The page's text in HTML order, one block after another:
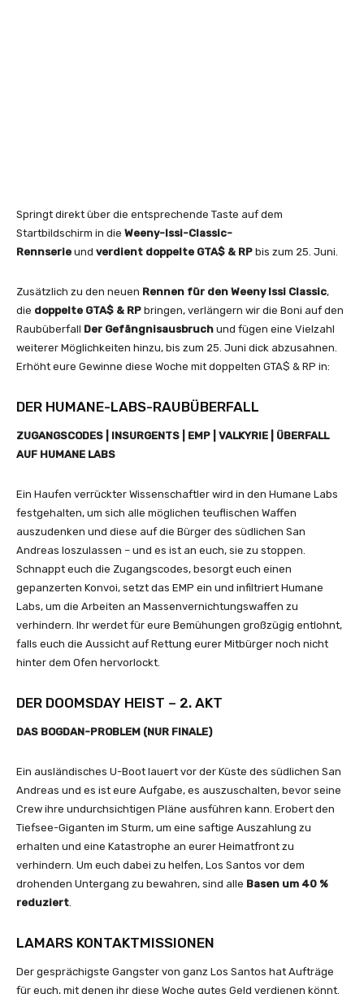
Springt direkt über die entsprechende Taste auf dem
Startbildschirm in die Weeny-Issi-Classic-
Rennserie und verdient doppelte GTA$ & RP bis zum 25. Juni.
Zusätzlich zu den neuen Rennen für den Weeny Issi Classic,
die doppelte GTA$ & RP bringen, verlängern wir die Boni auf den
Raubüberfall Der Gefängnisausbruch und fügen eine Vielzahl
weiterer Möglichkeiten hinzu, bis zum 25. Juni dick abzusahnen.
Erhöht eure Gewinne diese Woche mit doppelten GTA$ & RP in:
DER HUMANE-LABS-RAUBÜBERFALL
ZUGANGSCODES | INSURGENTS | EMP | VALKYRIE | ÜBERFALL
AUF HUMANE LABS
Ein Haufen verrückter Wissenschaftler wird in den Humane Labs
festgehalten, um sich alle möglichen teuflischen Waffen
auszudenken und diese auf die Bürger des südlichen San
Andreas loszulassen – und es ist an euch, sie zu stoppen.
Schnappt euch die Zugangscodes, besorgt euch einen
gepanzerten Konvoi, setzt das EMP ein und infiltriert Humane
Labs, um die Arbeiten an Massenvernichtungswaffen zu
verhindern. Ihr werdet für eure Bemühungen großzügig entlohnt,
falls euch die Aussicht auf Rettung eurer Mitbürger noch nicht
hinter dem Ofen hervorlockt.
DER DOOMSDAY HEIST – 2. AKT
DAS BOGDAN-PROBLEM (NUR FINALE)
Ein ausländisches U-Boot lauert vor der Küste des südlichen San
Andreas und es ist eure Aufgabe, es auszuschalten, bevor seine
Crew ihre undurchsichtigen Pläne ausführen kann. Erobert den
Tiefsee-Giganten im Sturm, um eine saftige Auszahlung zu
erhalten und eine Katastrophe an eurer Heimatfront zu
verhindern. Um euch dabei zu helfen, Los Santos vor dem
drohenden Untergang zu bewahren, sind alle Basen um 40 %
reduziert
LAMARS KONTAKTMISSIONEN
Der gesprächigste Gangster von ganz Los Santos hat Aufträge
für euch, mit denen ihr diese Woche gutes Geld verdienen könnt.